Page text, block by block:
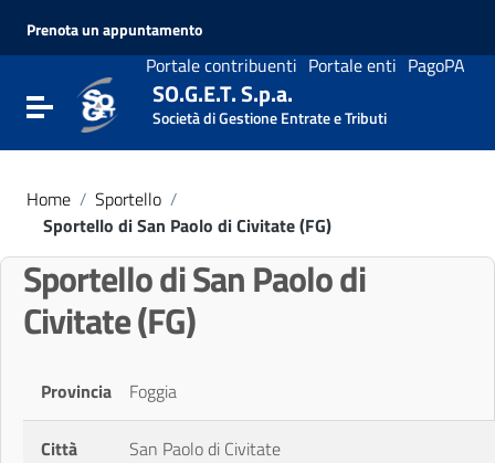
Vai al menu di navigazione
Prenota un appuntamento
Portale contribuenti Portale enti PagoPA
Attiva / disattiva la navigazione
SO.G.E.T. S.p.a.
Società di Gestione Entrate e Tributi
Home / Sportello /
Sportello di San Paolo di Civitate (FG)
Sportello di San Paolo di
Civitate (FG)
Provincia Foggia
Città San Paolo di Civitate